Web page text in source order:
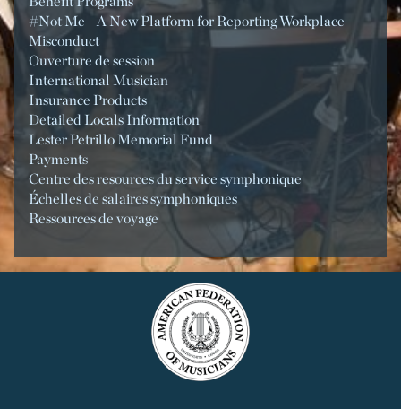
#Not Me—A New Platform for Reporting Workplace
Misconduct
Ouverture de session
International Musician
Insurance Products
Detailed Locals Information
Lester Petrillo Memorial Fund
Payments
Centre des resources du service symphonique
Échelles de salaires symphoniques
Ressources de voyage